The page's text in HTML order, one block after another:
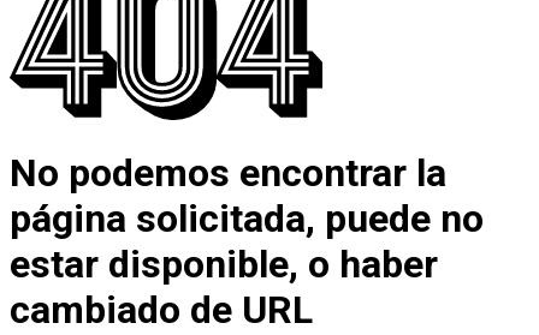
No podemos encontrar la
página solicitada, puede no
estar disponible, o haber
cambiado de URL